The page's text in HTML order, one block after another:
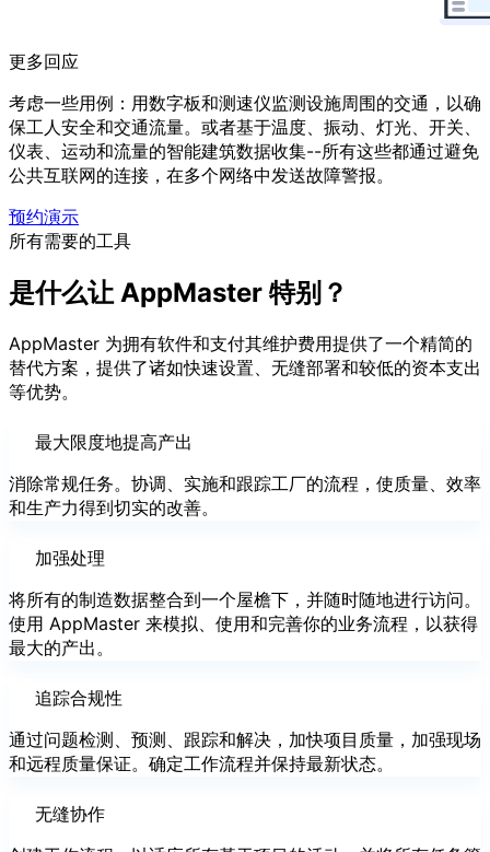
更多回应
考虑一些用例：用数字板和测速仪监测设施周围的交通，以确
保工人安全和交通流量。或者基于温度、振动、灯光、开关、
仪表、运动和流量的智能建筑数据收集--所有这些都通过避免
公共互联网的连接，在多个网络中发送故障警报。
预约演示
所有需要的工具
是什么让 AppMaster 特别？
AppMaster 为拥有软件和支付其维护费用提供了一个精简的
替代方案，提供了诸如快速设置、无缝部署和较低的资本支出
等优势。
最大限度地提高产出
消除常规任务。协调、实施和跟踪工厂的流程，使质量、效率
和生产力得到切实的改善。
加强处理
将所有的制造数据整合到一个屋檐下，并随时随地进行访问。
使用 AppMaster 来模拟、使用和完善你的业务流程，以获得
最大的产出。
追踪合规性
通过问题检测、预测、跟踪和解决，加快项目质量，加强现场
和远程质量保证。确定工作流程并保持最新状态。
无缝协作